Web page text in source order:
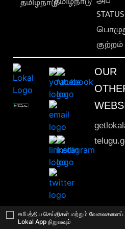
சமீபத்திய செய்திகள் மற்றும் வேலைகளைப்
Lokal App நிறுவவும்
STATUS
குற்றம்
OUR
This material may not be published, transmitted, rewritten or